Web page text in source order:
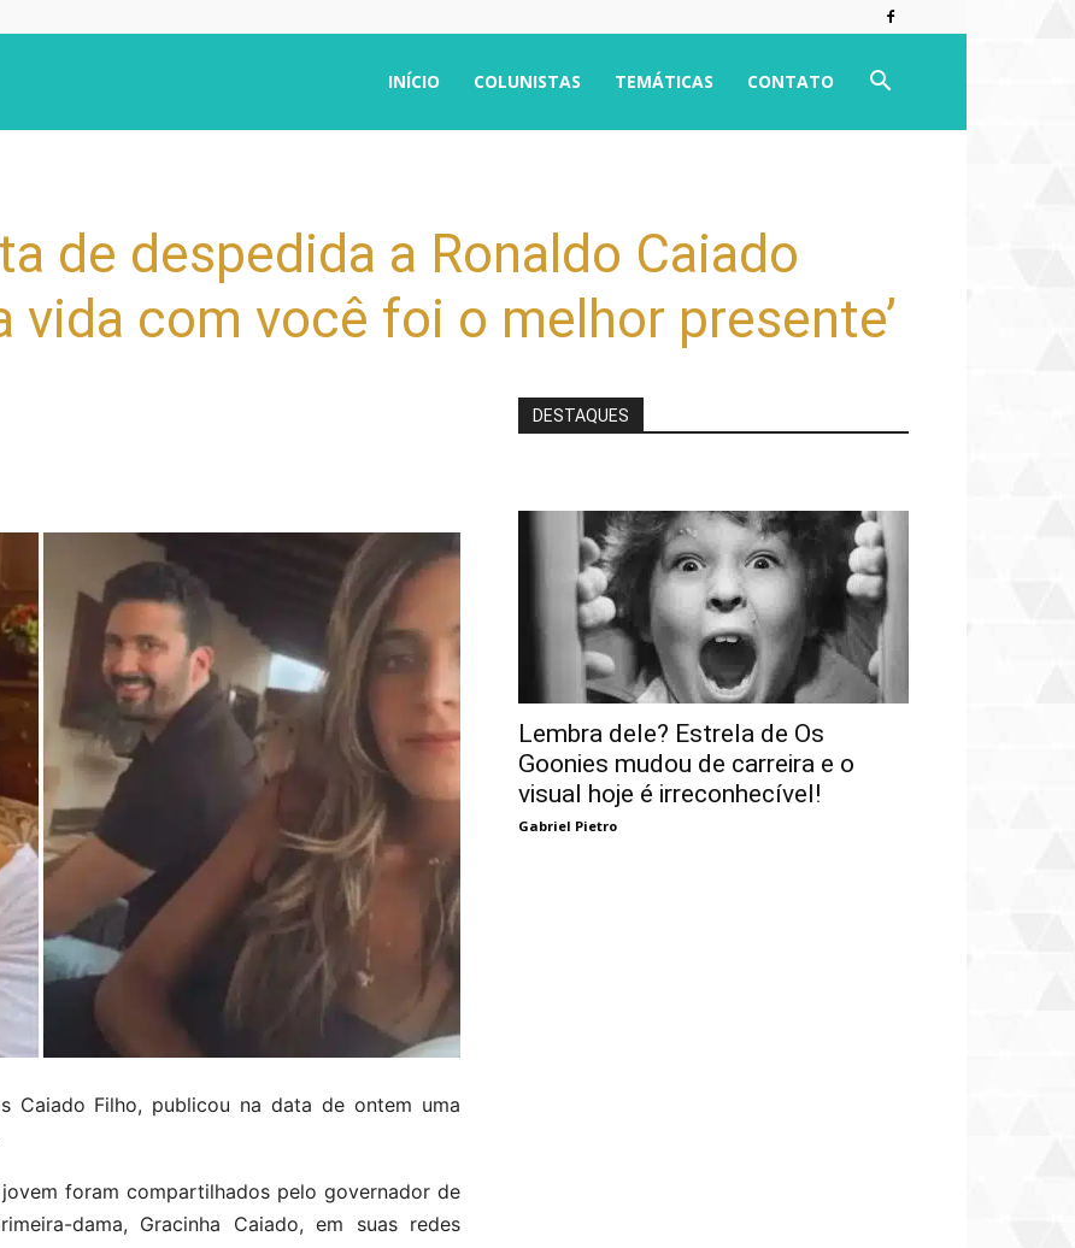
INÍCIO COLUNISTAS TEMÁTICAS CONTATO
de despedida a Ronaldo Caiado
vida com você foi o melhor presente’
Caiado Filho, publicou na data de ontem uma
foram compartilhados pelo governador de
dama, Gracinha Caiado, em suas redes
DESTAQUES
Lembra dele? Estrela de Os
Goonies mudou de carreira e o
visual hoje é irreconhecível!
Gabriel Pietro